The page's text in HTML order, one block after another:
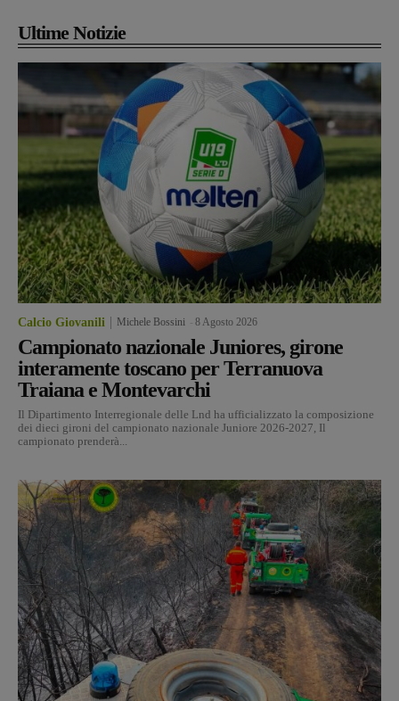
Ultime Notizie
Calcio Giovanili Michele Bossini 8 Agosto 2026
Campionato nazionale Juniores, girone
interamente toscano per Terranuova
Traiana e Montevarchi
Il Dipartimento Interregionale delle Lnd ha ufficializzato la composizione
dei dieci gironi del campionato nazionale Juniore 2026-2027, Il
campionato prenderà...